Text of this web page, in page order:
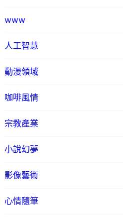
www
人工智慧
動漫領域
咖啡風情
宗教產業
小說幻夢
影像藝術
心情隨筆